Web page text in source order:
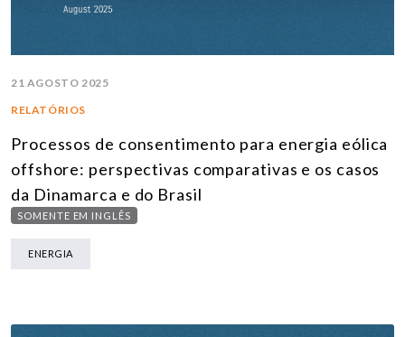
21 AGOSTO 2025
RELATÓRIOS
Processos de consentimento para energia eólica
offshore: perspectivas comparativas e os casos
da Dinamarca e do Brasil
SOMENTE EM INGLÊS
ENERGIA